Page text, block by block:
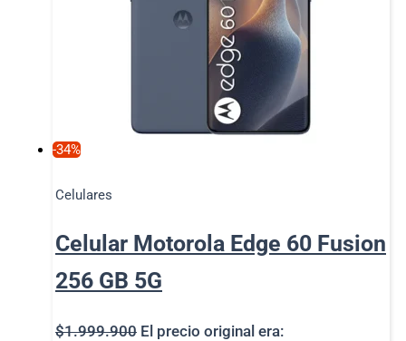
-34%
Celulares
Celular Motorola Edge 60 Fusion
256 GB 5G
$1.999.900 El precio original era: